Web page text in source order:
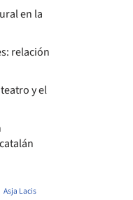
en la
relación
y el
Asja Lacis